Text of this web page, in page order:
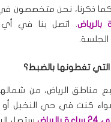
كما ذكرنا، نحن متخصصون
. اتصل بنا في
تغطونها بالضبط؟
الرياض، من
كنت في حي النخيل أو